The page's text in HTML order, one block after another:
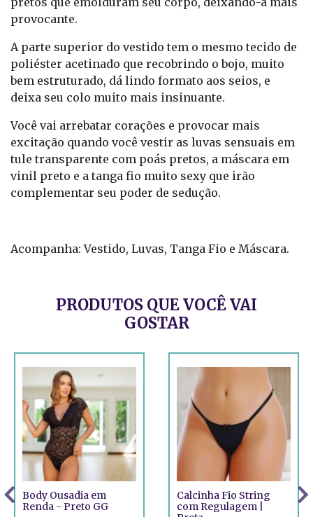
provocante.
A parte superior do vestido tem o mesmo tecido de
poliéster acetinado que recobrindo o bojo, muito
bem estruturado, dá lindo formato aos seios, e
deixa seu colo muito mais insinuante.
Você vai arrebatar corações e provocar mais
excitação quando você vestir as luvas sensuais em
tule transparente com poás pretos, a máscara em
vinil preto e a tanga fio muito sexy que irão
complementar seu poder de sedução.
Acompanha: Vestido, Luvas, Tanga Fio e Máscara.
PRODUTOS QUE VOCÊ VAI
GOSTAR
Body Ousadia em
Renda - Preto GG
Calcinha Fio String
com Regulagem |